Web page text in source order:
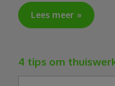
Lees meer
4 tips om